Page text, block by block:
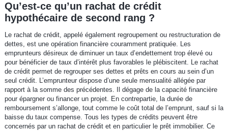
Qu’est-ce qu’un rachat de crédit
hypothécaire de second rang ?
Le rachat de crédit, appelé également regroupement ou restructuration de
dettes, est une opération financière couramment pratiquée. Les
emprunteurs désireux de diminuer un taux d’endettement trop élevé ou
pour bénéficier de taux d’intérêt plus favorables le plébiscitent. Le rachat
de crédit permet de regrouper ses dettes et prêts en cours au sein d’un
seul crédit. L’emprunteur dispose d’une seule mensualité allégée par
rapport à la somme des précédentes. Il dégage de la capacité financière
pour épargner ou financer un projet. En contrepartie, la durée de
remboursement s’allonge, tout comme le coût total de l’emprunt, sauf si la
baisse du taux compense. Tous les types de crédits peuvent être
concernés par un rachat de crédit et en particulier le prêt immobilier. Ce